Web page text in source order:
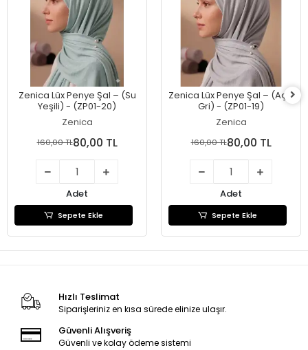
Zenica Lüx Penye Şal – (Su
Yeşili) - (ZP01-20)
Zenica
160,00 TL80,00 TL
Adet
Sepete Ekle
Zenica Lüx Penye Şal – (Açık
Gri) - (ZP01-19)
Zenica
160,00 TL80,00 TL
Adet
Sepete Ekle
Hızlı Teslimat
Siparişleriniz en kısa sürede elinize ulaşır.
Güvenli Alışveriş
Güvenli ve kolay ödeme sistemi